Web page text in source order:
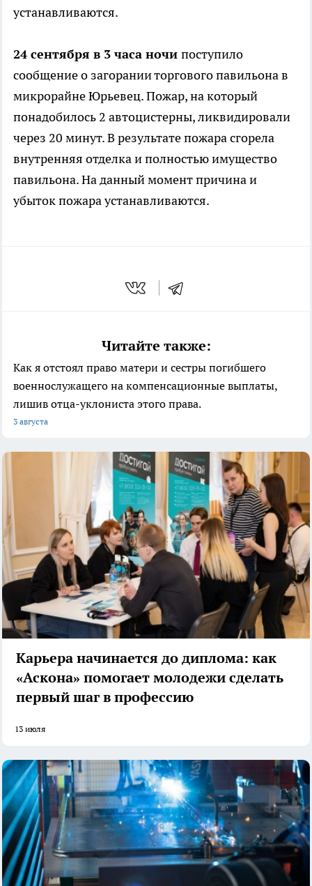
устанавливаются.
24 сентября в 3 часа ночи поступило
сообщение о загорании торгового павильона в
микрорайне Юрьевец. Пожар, на который
понадобилось 2 автоцистерны, ликвидировали
через 20 минут. В результате пожара сгорела
внутренняя отделка и полностью имущество
павильона. На данный момент причина и
убыток пожара устанавливаются.
Читайте также:
Как я отстоял право матери и сестры погибшего
военнослужащего на компенсационные выплаты,
лишив отца-уклониста этого права.
3 августа
Карьера начинается до диплома: как
«Аскона» помогает молодежи сделать
первый шаг в профессию
13 июля